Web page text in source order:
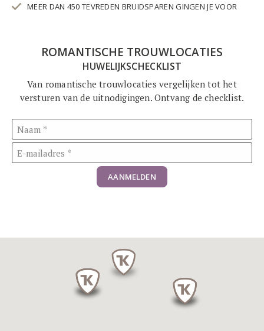
MEER DAN 450 TEVREDEN BRUIDSPAREN GINGEN JE VOOR
ROMANTISCHE TROUWLOCATIES
HUWELIJKSCHECKLIST
Van romantische trouwlocaties vergelijken tot het
versturen van de uitnodigingen. Ontvang de checklist.
AANMELDEN